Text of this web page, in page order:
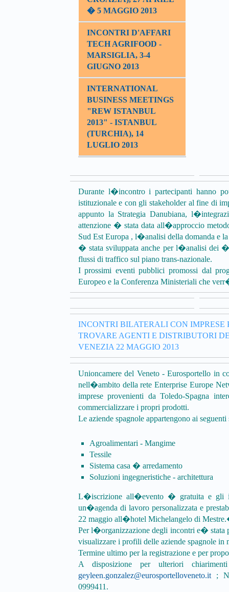
� 5 MAGGIO 2013
INCONTRI D'AFFARI
TECH AGRIFOOD -
MARSIGLIA, 3-4
GIUGNO 2013
INTERNATIONAL
BUSINESS MEETINGS
"REW ISTANBUL
2013" - ISTANBUL
(TURCHIA), 14
LUGLIO 2013
Durante l�incontro i partecipanti hanno
istituzionale e con gli stakeholder al fine di
appunto la Strategia Danubiana,
attenzione � stata data all�approccio
Sud Est Europa , l�analisi della domanda e
� stata sviluppata anche per l�analisi dei
flussi di traffico sul piano trans-nazionale.
I prossimi eventi pubblici promossi dal
Europeo e la Conferenza Ministeriali che
INCONTRI BILATERALI CON IMPRESE
TROVARE AGENTI E DISTRIBUTORI
VENEZIA 22 MAGGIO 2013
Unioncamere del Veneto - Eurosportello in
nell�ambito della rete Enterprise Europe
imprese provenienti da Toledo-Spagna
commercializzare i propri prodotti.
Le aziende spagnole appartengono ai seguenti
Agroalimentari - Mangime
Tessile
Sistema casa � arredamento
Soluzioni ingegneristiche - architettura
L�iscrizione all�evento � gratuita e gli
un�agenda di lavoro personalizzata e
22 maggio all�hotel Michelangelo di
Per l�organizzazione degli incontri e� stata
visualizzare i profili delle aziende spagnole
Termine ultimo per la registrazione e per
A disposizione per ulteriori
geyleen.gonzalez@eurosportelloveneto.it;
0999411.